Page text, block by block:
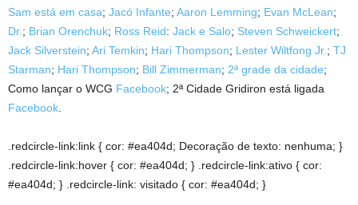
Sam está em casa; Jacó Infante; Aaron Lemming; Evan McLean;
Dr. ; Brian Orenchuk; Ross Reid: Jack e Salo; Steven Schweickert;
Jack Silverstein; Ari Temkin; Hari Thompson; Lester Wiltfong Jr. ; TJ
Starman; Hari Thompson; Bill Zimmerman; 2ª grade da cidade;
Como lançar o WCG Facebook; 2ª Cidade Gridiron está ligada
Facebook
.redcircle-link:link { cor: #ea404d; Decoração de texto: nenhuma; }
.redcircle-link:hover { cor: #ea404d; } .redcircle-link:ativo { cor:
#ea404d; } .redcircle-link: visitado { cor: #ea404d; }